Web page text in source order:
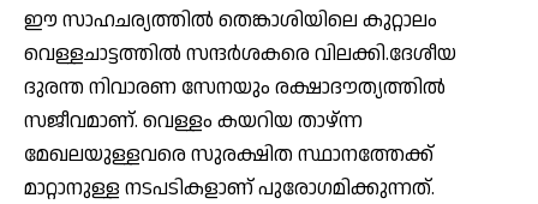
ഈ സാഹചര്യത്തിൽ തെങ്കാശിയിലെ കുറ്റാലം
വെള്ളചാട്ടത്തിൽ സന്ദർശകരെ വിലക്കി.ദേശീയ
ദുരന്ത നിവാരണ സേനയും രക്ഷാദൗത്യത്തിൽ
സജീവമാണ്. വെള്ളം കയറിയ താഴ്ന്ന
മേഖലയുള്ളവരെ സുരക്ഷിത സ്ഥാനത്തേക്ക്
മാറ്റാനുള്ള നടപടികളാണ് പുരോഗമിക്കുന്നത്.